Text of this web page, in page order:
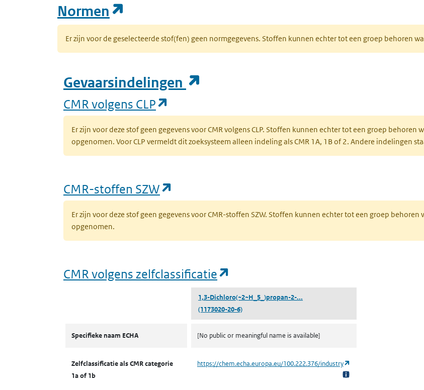
Normen
Er zijn voor de geselecteerde stof(fen) geen normgegevens. Stoffen kunnen echter tot een groep behoren
Gevaarsindelingen
CMR volgens CLP
Er zijn voor deze stof geen gegevens voor CMR volgens CLP. Stoffen kunnen echter tot een groep behoren
opgenomen. Voor CLP vermeldt dit zoeksysteem alleen indeling als CMR 1A, 1B of 2. Andere indelingen
CMR-stoffen SZW
Er zijn voor deze stof geen gegevens voor CMR-stoffen SZW. Stoffen kunnen echter tot een groep behoren
opgenomen.
CMR volgens zelfclassificatie
1,3-Dichloro(~2~H_5_)propan-2-...
(1173020-20-6)
Specifieke naam ECHA [No public or meaningful name is available]
Zelfclassificatie als CMR categorie
1a of 1b
https://chem.echa.europa.eu/100.222.376/industry